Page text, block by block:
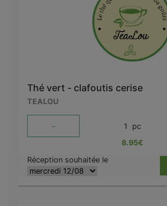
Thé vert - clafoutis cerise
TEALOU
- 1 pc
8.95€
Réception souhaitée le